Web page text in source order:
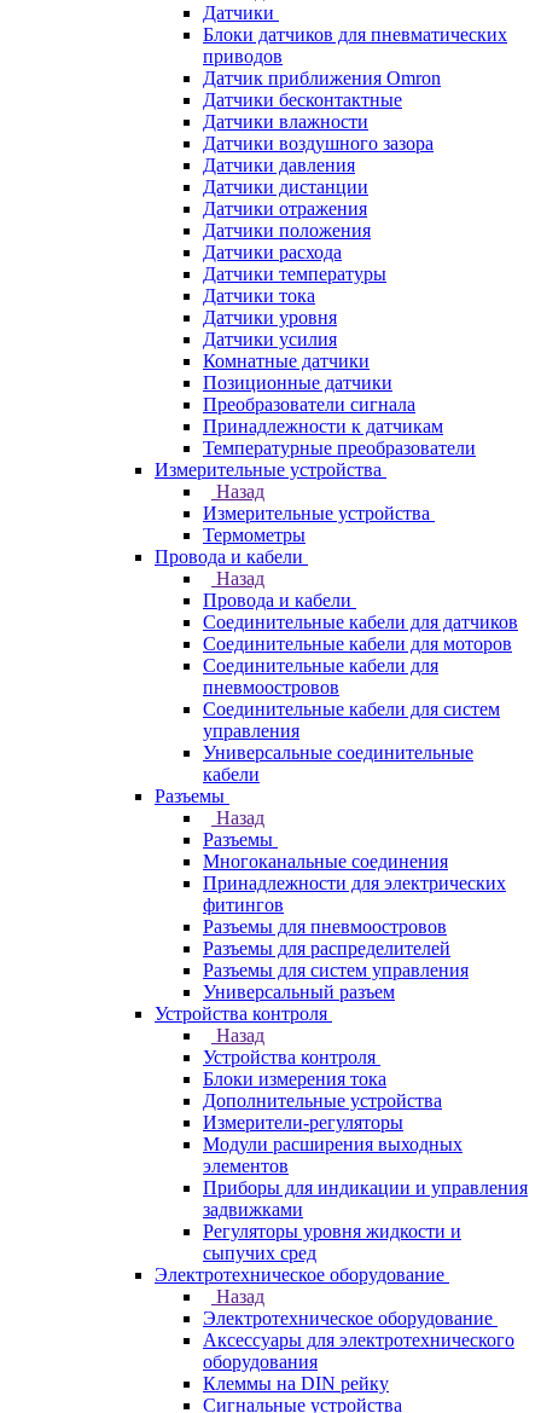
Датчики
Блоки датчиков для пневматических
приводов
Датчик приближения Omron
Датчики бесконтактные
Датчики влажности
Датчики воздушного зазора
Датчики давления
Датчики дистанции
Датчики отражения
Датчики положения
Датчики расхода
Датчики температуры
Датчики тока
Датчики уровня
Датчики усилия
Комнатные датчики
Позиционные датчики
Преобразователи сигнала
Принадлежности к датчикам
Температурные преобразователи
Измерительные устройства
Назад
Измерительные устройства
Термометры
Провода и кабели
Назад
Провода и кабели
Соединительные кабели для датчиков
Соединительные кабели для моторов
Соединительные кабели для
пневмоостровов
Соединительные кабели для систем
управления
Универсальные соединительные
кабели
Разъемы
Назад
Разъемы
Многоканальные соединения
Принадлежности для электрических
фитингов
Разъемы для пневмоостровов
Разъемы для распределителей
Разъемы для систем управления
Универсальный разъем
Устройства контроля
Назад
Устройства контроля
Блоки измерения тока
Дополнительные устройства
Измерители-регуляторы
Модули расширения выходных
элементов
Приборы для индикации и управления
задвижками
Регуляторы уровня жидкости и
сыпучих сред
Электротехническое оборудование
Назад
Электротехническое оборудование
Аксессуары для электротехнического
оборудования
Клеммы на DIN рейку
Сигнальные устройства